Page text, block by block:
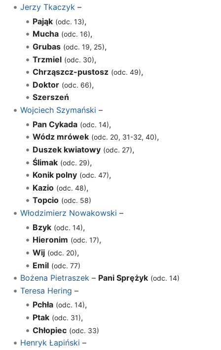
Jerzy Tkaczyk–
Pająk (odc. 13),
Mucha (odc. 16),
Grubas (odc. 19, 25),
Trzmiel (odc. 30),
Chrząszcz-pustosz (odc. 49),
Doktor (odc. 66),
Szerszeń
Wojciech Szymański –
Pan Cykada (odc. 14),
Wódz mrówek (odc. 20, 31-32, 40),
Duszek kwiatowy (odc. 27),
Ślimak (odc. 29),
Konik polny (odc. 47),
Kazio (odc. 48),
Topcio (odc. 58)
Włodzimierz Nowakowski –
Bzyk (odc. 14),
Hieronim (odc. 17),
Wij (odc. 20),
Emil (odc. 77)
Bożena Pietraszek– Pani Sprężyk (odc. 14)
Teresa Hering –
Pchła (odc. 14),
Ptak (odc. 31),
Chłopiec (odc. 33)
Henryk Łapiński –